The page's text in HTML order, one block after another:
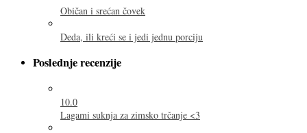
Običan i srećan čovek
Deda, ili kreći se i jedi jednu porciju
Poslednje recenzije
10.0
Lagami suknja za zimsko trčanje <3